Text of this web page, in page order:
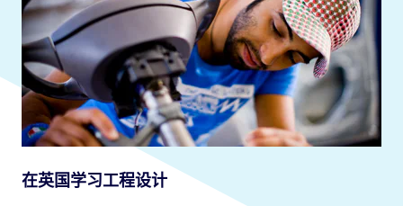
在英国学习工程设计